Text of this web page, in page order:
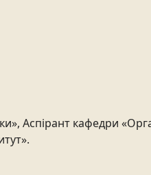
Аспірант кафедри